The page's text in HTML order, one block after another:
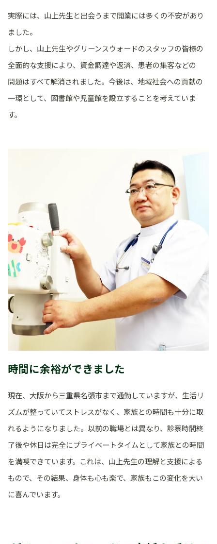
実際には、山上先生と出会うまで開業には多くの不安があり
ました。
しかし、山上先生やグリーンスウォードのスタッフの皆様の
全面的な支援により、資金調達や返済、患者の集客などの
問題はすべて解消されました。今後は、地域社会への貢献の
一環として、図書館や児童館を設立することを考えていま
す。
時間に余裕ができました
現在、大阪から三重県名張市まで通勤していますが、生活リ
ズムが整っていてストレスがなく、家族との時間も十分に取
れるようになりました。以前の職場とは異なり、診察時間終
了後や休日は完全にプライベートタイムとして家族との時間
を満喫できています。これは、山上先生の理解と支援による
もので、その結果、身体も心も楽で、家族もこの変化を大い
に喜んでいます。